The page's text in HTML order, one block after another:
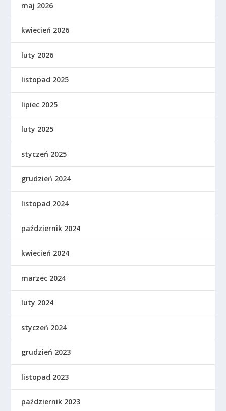
maj 2026
kwiecień 2026
luty 2026
listopad 2025
lipiec 2025
luty 2025
styczeń 2025
grudzień 2024
listopad 2024
październik 2024
kwiecień 2024
marzec 2024
luty 2024
styczeń 2024
grudzień 2023
listopad 2023
październik 2023